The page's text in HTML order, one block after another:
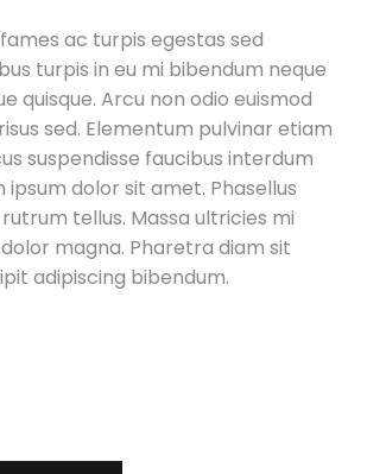
ac turpis egestas sed
turpis in eu mi bibendum neque
quisque. Arcu non odio euismod
sed. Elementum pulvinar etiam
suspendisse faucibus interdum
ipsum dolor sit amet. Phasellus
tellus. Massa ultricies mi
magna. Pharetra diam sit
adipiscing bibendum.
quantity